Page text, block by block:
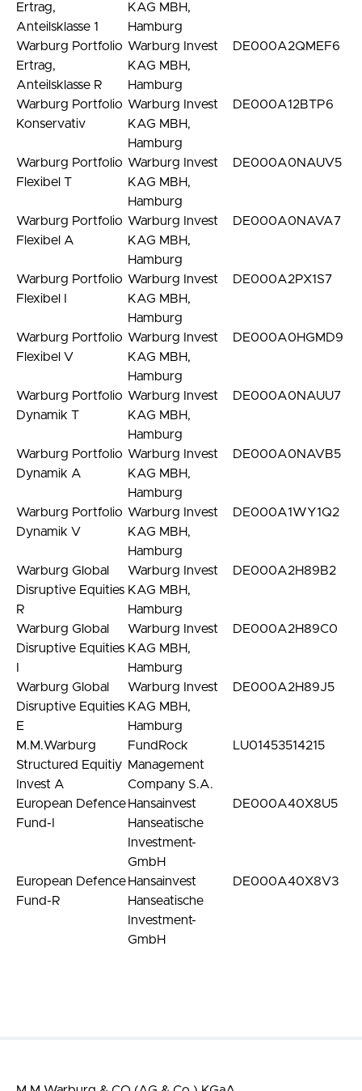
Ertrag,
Anteilsklasse 1
KAG MBH,
Hamburg
Warburg Portfolio
Ertrag,
Anteilsklasse R
Warburg Invest
KAG MBH,
Hamburg
DE000A2QMEF6
Warburg Portfolio
Konservativ
Warburg Invest
KAG MBH,
Hamburg
DE000A12BTP6
Warburg Portfolio
Flexibel T
Warburg Invest
KAG MBH,
Hamburg
DE000A0NAUV5
Warburg Portfolio
Flexibel A
Warburg Invest
KAG MBH,
Hamburg
DE000A0NAVA7
Warburg Portfolio
Flexibel I
Warburg Invest
KAG MBH,
Hamburg
DE000A2PX1S7
Warburg Portfolio
Flexibel V
Warburg Invest
KAG MBH,
Hamburg
DE000A0HGMD9
Warburg Portfolio
Dynamik T
Warburg Invest
KAG MBH,
Hamburg
DE000A0NAUU7
Warburg Portfolio
Dynamik A
Warburg Invest
KAG MBH,
Hamburg
DE000A0NAVB5
Warburg Portfolio
Dynamik V
Warburg Invest
KAG MBH,
Hamburg
DE000A1WY1Q2
Warburg Global
Disruptive Equities
R
Warburg Invest
KAG MBH,
Hamburg
DE000A2H89B2
Warburg Global
Disruptive Equities
Warburg Invest
KAG MBH,
Hamburg
DE000A2H89C0
Warburg Global
Disruptive Equities
E
Warburg Invest
KAG MBH,
Hamburg
DE000A2H89J5
M.M.Warburg
Structured Equitiy
Invest A
FundRock
Management
Company S.A.
LU01453514215
European Defence
Fund-I
Hansainvest
Hanseatische
Investment-
GmbH
DE000A40X8U5
European Defence
Fund-R
Hansainvest
Hanseatische
Investment-
GmbH
DE000A40X8V3